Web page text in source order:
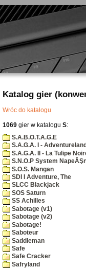
Katalog gier
Wróc do katalogu
1069 gier w katalogu S:
S.A.B.O.T.A.G.E
S.A.G.A. I -
S.A.G.A. II - La Tulipe
S.N.O.P System
S.O.S. Mangan
SDI I Adventure, The
SLCC Blackjack
SOS Saturn
SS Achilles
Sabotage (v1)
Sabotage (v2)
Sabotage!
Saboteur
Saddleman
Safe
Safe Cracker
Safryland